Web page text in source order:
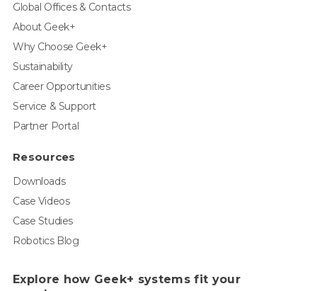
Global Offices & Contacts
About Geek+
Why Choose Geek+
Sustainability
Career Opportunities
Service & Support
Partner Portal
Resources
Downloads
Case Videos
Case Studies
Robotics Blog
Explore how Geek+ systems fit your